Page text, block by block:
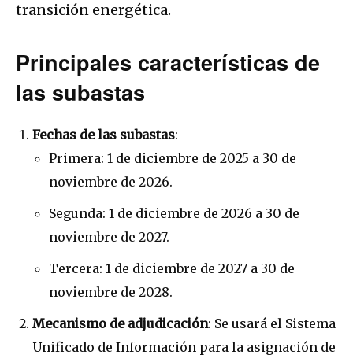
transición energética.
Principales características de
las subastas
Fechas de las subastas:
Primera: 1 de diciembre de 2025 a 30 de
noviembre de 2026.
Segunda: 1 de diciembre de 2026 a 30 de
noviembre de 2027.
Tercera: 1 de diciembre de 2027 a 30 de
noviembre de 2028.
Mecanismo de adjudicación: Se usará el Sistema
Unificado de Información para la asignación de